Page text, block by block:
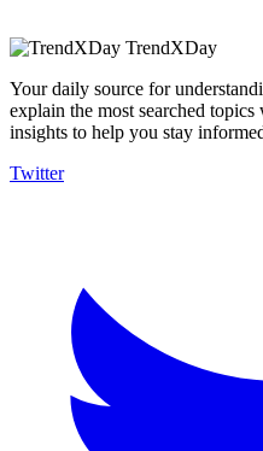
TrendXDay
Your daily source for
explain the most searched
insights to help you stay
Twitter